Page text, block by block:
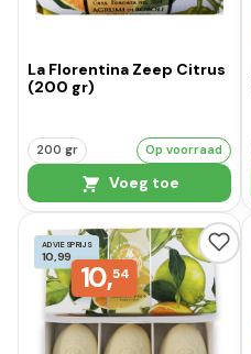
La Florentina Zeep Citrus
(200 gr)
200 gr Op voorraad
Voeg toe
ADVIESPRIJS
10,99
10,54